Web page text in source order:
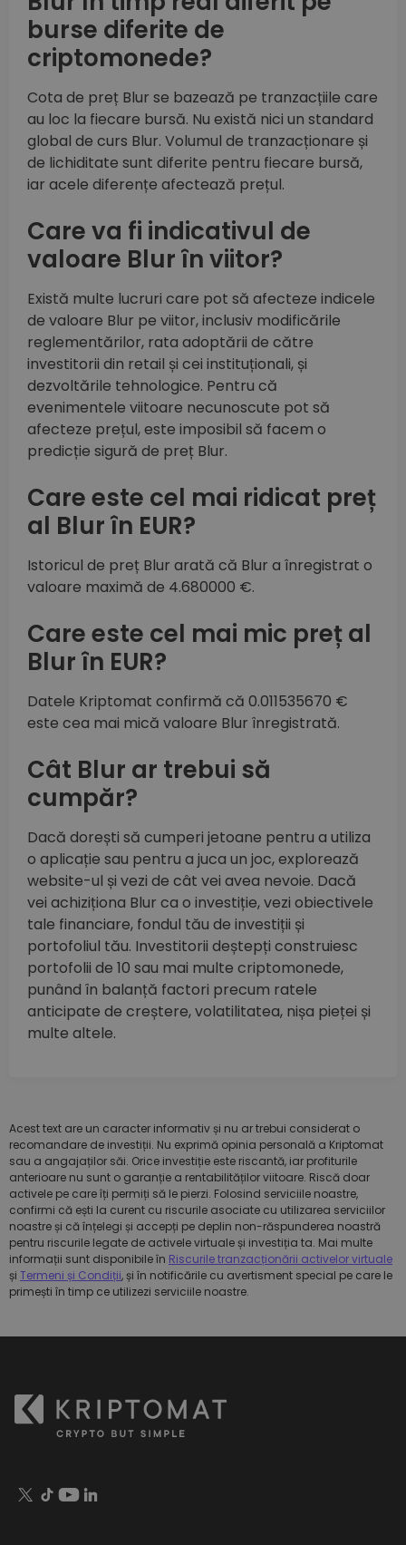
burse diferite de
criptomonede?
Cota de preț Blur se bazează pe tranzacțiile care
au loc la fiecare bursă. Nu există nici un standard
global de curs Blur. Volumul de tranzacționare și
de lichiditate sunt diferite pentru fiecare bursă,
iar acele diferențe afectează prețul.
Care va fi indicativul de
valoare Blur în viitor?
Există multe lucruri care pot să afecteze indicele
de valoare Blur pe viitor, inclusiv modificările
reglementărilor, rata adoptării de către
investitorii din retail și cei instituționali, și
dezvoltările tehnologice. Pentru că
evenimentele viitoare necunoscute pot să
afecteze prețul, este imposibil să facem o
predicție sigură de preț Blur.
Care este cel mai ridicat preț
al Blur în EUR?
Istoricul de preț Blur arată că Blur a înregistrat o
valoare maximă de 4.680000 €.
Care este cel mai mic preț al
Blur în EUR?
Datele Kriptomat confirmă că 0.011535670 €
este cea mai mică valoare Blur înregistrată.
Cât Blur ar trebui să
cumpăr?
Dacă dorești să cumperi jetoane pentru a utiliza
o aplicație sau pentru a juca un joc, explorează
website-ul și vezi de cât vei avea nevoie. Dacă
vei achiziționa Blur ca o investiție, vezi obiectivele
tale financiare, fondul tău de investiții și
portofoliul tău. Investitorii deștepți construiesc
portofolii de 10 sau mai multe criptomonede,
punând în balanță factori precum ratele
anticipate de creștere, volatilitatea, nișa pieței și
multe altele.
Acest text are un caracter informativ și nu ar trebui considerat o
recomandare de investiții. Nu exprimă opinia personală a Kriptomat
sau a angajaților săi. Orice investiție este riscantă, iar profiturile
anterioare nu sunt o garanție a rentabilităților viitoare. Riscă doar
activele pe care îți permiți să le pierzi. Folosind serviciile noastre,
confirmi că ești la curent cu riscurile asociate cu utilizarea serviciilor
noastre și că înțelegi și accepți pe deplin non-răspunderea noastră
pentru riscurile legate de activele virtuale și investiția ta. Mai multe
informații sunt disponibile în Riscurile tranzacționării activelor virtuale
și Termeni și Condiții, și în notificările cu avertisment special pe care le
primești în timp ce utilizezi serviciile noastre.